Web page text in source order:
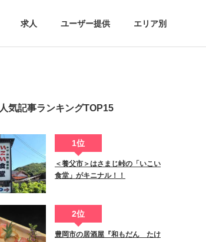
求人 ユーザー提供 エリア別
人気記事ランキングTOP15
1位
＜養父市＞はさまじ峠の「いこい
食堂」がキニナル！！
2位
豊岡市の居酒屋『和もだん たけ